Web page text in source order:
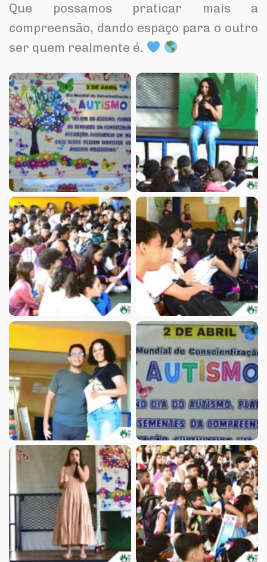
Que possamos praticar mais a
compreensão, dando espaço para o outro
ser quem realmente é.